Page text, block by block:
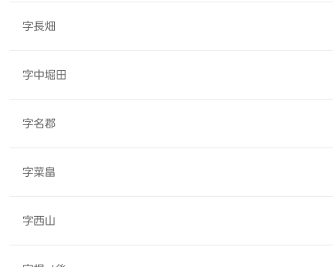
字長畑
字中堀田
字名郡
字菜畠
字西山